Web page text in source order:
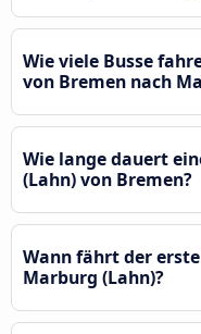
Wie viele Busse
von Bremen nach
Wie lange dauert
(Lahn) von Bremen?
Wann fährt der
Marburg (Lahn)?